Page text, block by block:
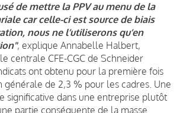
de mettre la PPV au menu de la
car celle-ci est source de biais
nous ne l’utiliserons qu’en
, explique Annabelle Halbert,
centrale CFE-CGC de Schneider
ont obtenu pour la première fois
générale de 2,3 % pour les cadres. Une
significative dans une entreprise plutôt
partie conséquente de la masse